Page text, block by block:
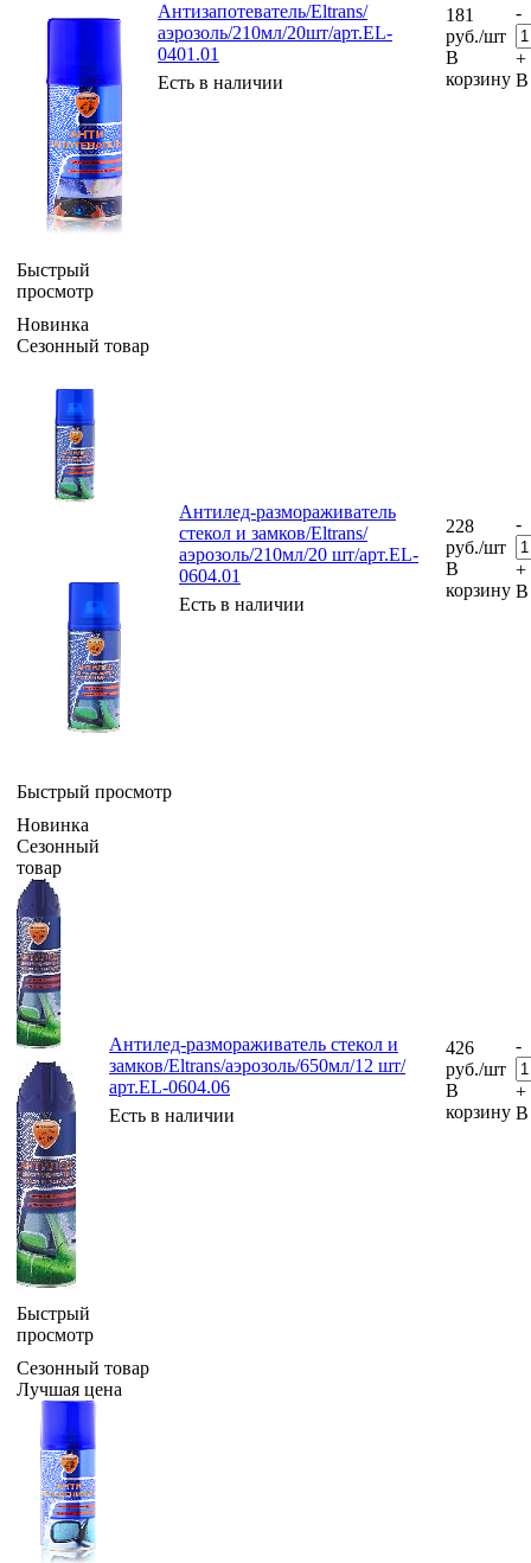
Быстрый
просмотр
Антизапотеватель/Eltrans/
аэрозоль/210мл/20шт/арт.EL-
0401.01
Есть в наличии
181
руб./шт
В
корзину
-
+
В
Новинка
Сезонный товар
Быстрый просмотр
Антилед-размораживатель
стекол и замков/Eltrans/
аэрозоль/210мл/20 шт/арт.EL-
0604.01
Есть в наличии
228
руб./шт
В
корзину
-
+
В
Новинка
Сезонный
товар
Быстрый
просмотр
Антилед-размораживатель стекол и
замков/Eltrans/аэрозоль/650мл/12 шт/
арт.EL-0604.06
Есть в наличии
426
руб./шт
В
корзину
-
+
В
Сезонный товар
Лучшая цена